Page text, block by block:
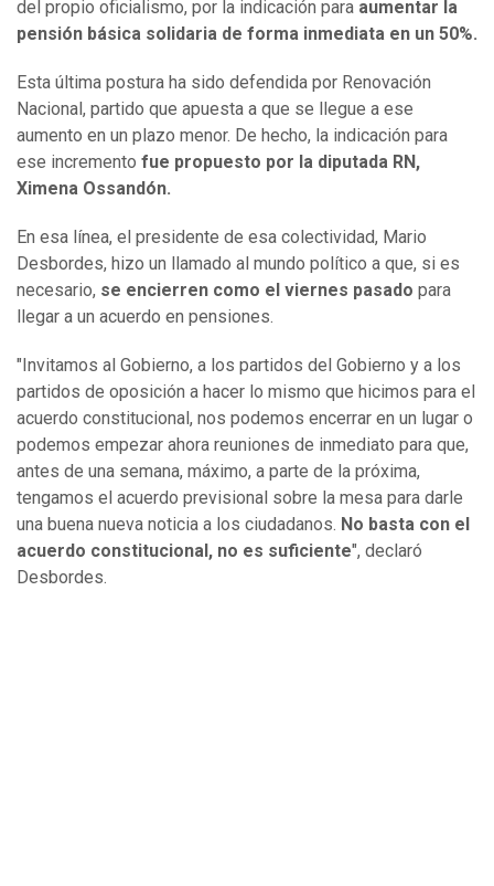
del propio oficialismo, por la indicación para aumentar la
pensión básica solidaria de forma inmediata en un 50%.
Esta última postura ha sido defendida por Renovación
Nacional, partido que apuesta a que se llegue a ese
aumento en un plazo menor. De hecho, la indicación para
ese incremento fue propuesto por la diputada RN,
Ximena Ossandón.
En esa línea, el presidente de esa colectividad, Mario
Desbordes, hizo un llamado al mundo político a que, si es
necesario, se encierren como el viernes pasado para
llegar a un acuerdo en pensiones.
"Invitamos al Gobierno, a los partidos del Gobierno y a los
partidos de oposición a hacer lo mismo que hicimos para el
acuerdo constitucional, nos podemos encerrar en un lugar o
podemos empezar ahora reuniones de inmediato para que,
antes de una semana, máximo, a parte de la próxima,
tengamos el acuerdo previsional sobre la mesa para darle
una buena nueva noticia a los ciudadanos. No basta con el
acuerdo constitucional, no es suficiente", declaró
Desbordes.